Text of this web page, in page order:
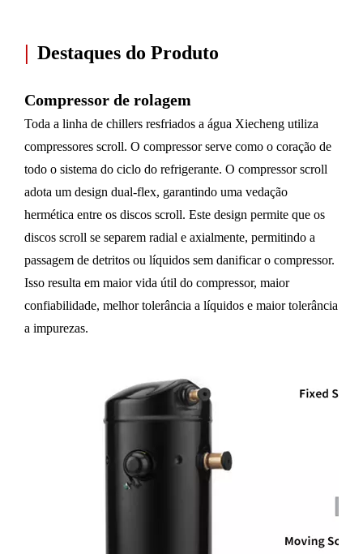
| Destaques do Produto
Compressor de rolagem
Toda a linha de chillers resfriados a água Xiecheng utiliza
compressores scroll. O compressor serve como o coração de
todo o sistema do ciclo do refrigerante. O compressor scroll
adota um design dual-flex, garantindo uma vedação
hermética entre os discos scroll. Este design permite que os
discos scroll se separem radial e axialmente, permitindo a
passagem de detritos ou líquidos sem danificar o compressor.
Isso resulta em maior vida útil do compressor, maior
confiabilidade, melhor tolerância a líquidos e maior tolerância
a impurezas.